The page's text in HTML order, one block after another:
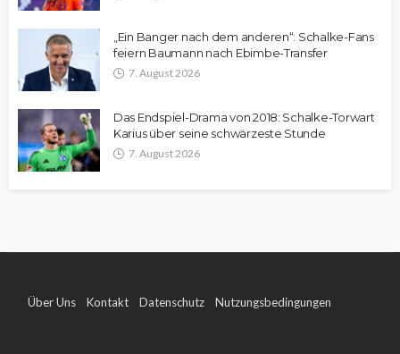
„Ein Banger nach dem anderen“: Schalke-Fans
feiern Baumann nach Ebimbe-Transfer
7. August 2026
Das Endspiel-Drama von 2018: Schalke-Torwart
Karius über seine schwärzeste Stunde
7. August 2026
Über Uns Kontakt Datenschutz Nutzungsbedingungen